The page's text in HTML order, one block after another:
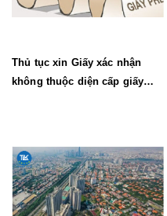
Thủ tục xin Giấy xác nhận
không thuộc diện cấp giấy